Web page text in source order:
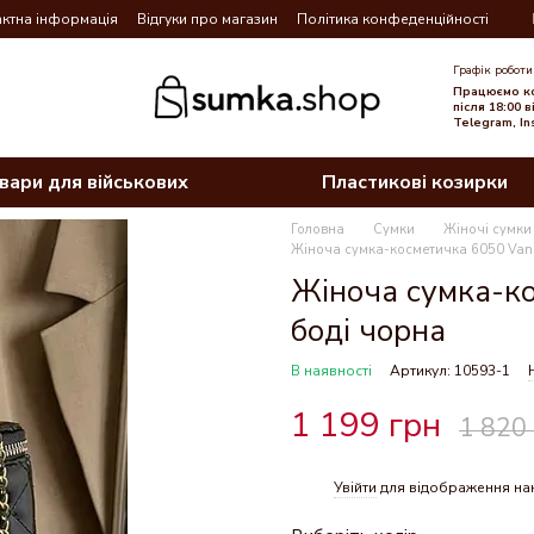
інформація Відгуки про магазин Політика конфеденційності
Графік
Працюємо
після 18:00
Telegram,
для військових Пластикові козирки
Головна Сумки
Жіночі сумки
Жіноча сумка-косметичка 6050
Жіноча сумка-
боді чорна
В наявності Артикул: 10593-1
1 199 грн 1 820
Увійти для відображення